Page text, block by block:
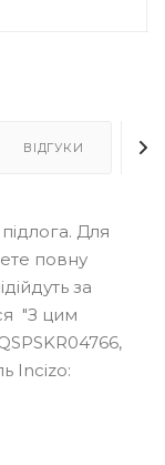
ВІДГУКИ
Для
повну
за
"З цим
Incizo: